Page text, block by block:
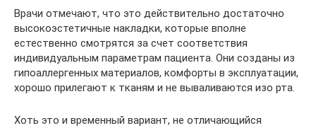
Врачи отмечают, что это действительно достаточно
высокоэстетичные накладки, которые вполне
естественно смотрятся за счет соответствия
индивидуальным параметрам пациента. Они созданы из
гипоаллергенных материалов, комфорты в эксплуатации,
хорошо прилегают к тканям и не вываливаются изо рта.
Хоть это и временный вариант, не отличающийся